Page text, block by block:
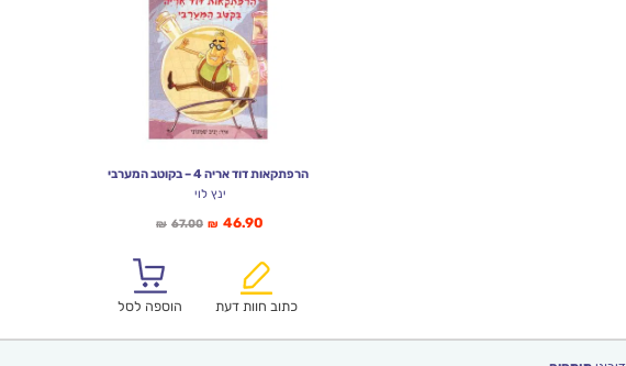
הרפתקאות דוד אריה 4 – בקוטב המערבי
ינץ לוי
₪ 67.00המחיר
₪67.00.
₪ 46.90
הוא:
כתוב חוות דעת
הוספה לסל